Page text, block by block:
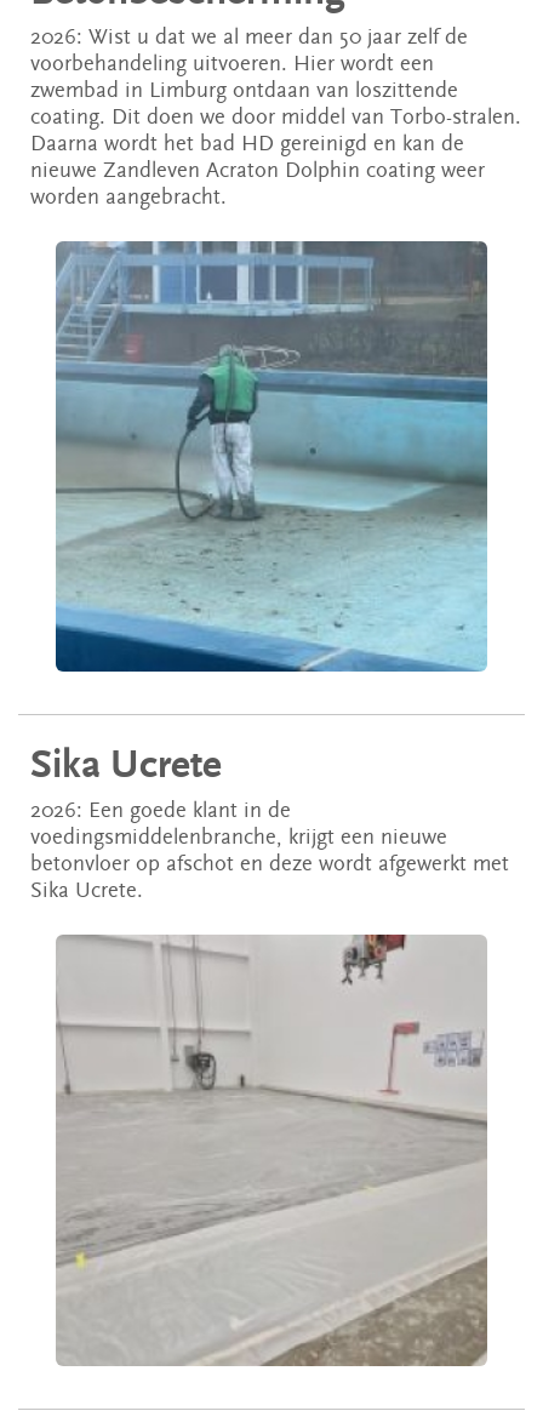
2026: Wist u dat we al meer dan 50 jaar zelf de
voorbehandeling uitvoeren. Hier wordt een
zwembad in Limburg ontdaan van loszittende
coating. Dit doen we door middel van Torbo-stralen.
Daarna wordt het bad HD gereinigd en kan de
nieuwe Zandleven Acraton Dolphin coating weer
worden aangebracht.
Sika Ucrete
2026: Een goede klant in de
voedingsmiddelenbranche, krijgt een nieuwe
betonvloer op afschot en deze wordt afgewerkt met
Sika Ucrete.